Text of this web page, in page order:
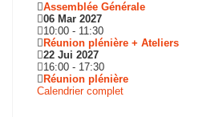
Assemblée Générale
06 Mar 2027
10:00 - 11:30
Réunion plénière + Ateliers
22 Jui 2027
16:00 - 17:30
Réunion plénière
Calendrier complet